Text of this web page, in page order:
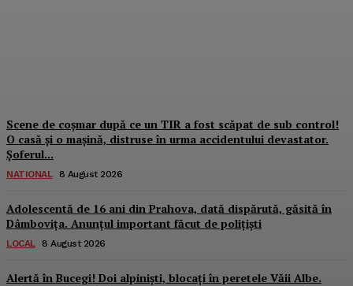
Scene de coșmar după ce un TIR a fost scăpat de sub control!
O casă și o mașină, distruse în urma accidentului devastator.
Șoferul...
NATIONAL 8 August 2026
Adolescentă de 16 ani din Prahova, dată dispărută, găsită în
Dâmbovița. Anunțul important făcut de polițiști
LOCAL 8 August 2026
Alertă în Bucegi! Doi alpiniști, blocați în peretele Văii Albe.